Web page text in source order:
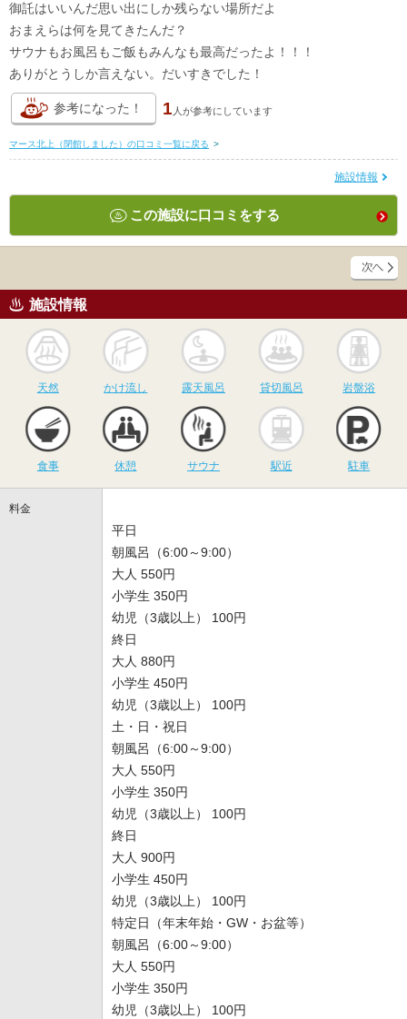
御託はいいんだ思い出にしか残らない場所だよ
おまえらは何を見てきたんだ？
サウナもお風呂もご飯もみんなも最高だったよ！！！
ありがとうしか言えない。だいすきでした！
参考になった！ 1 人が参考にしています
マース北上（閉館しました）の口コミ一覧に戻る >
施設情報
この施設に口コミをする
施設情報
天然
かけ流し
かけ流し
露天風呂
露天風呂
貸切風呂
貸切風呂 岩盤浴
食事 休憩
サウナ
サウナ 駅近 駐車
料金
平日
朝風呂（6:00～9:00）
大人 550円
小学生 350円
幼児（3歳以上） 100円
終日
大人 880円
小学生 450円
幼児（3歳以上） 100円
土・日・祝日
朝風呂（6:00～9:00）
大人 550円
小学生 350円
幼児（3歳以上） 100円
終日
大人 900円
小学生 450円
幼児（3歳以上） 100円
特定日（年末年始・GW・お盆等）
朝風呂（6:00～9:00）
大人 550円
小学生 350円
幼児（3歳以上） 100円